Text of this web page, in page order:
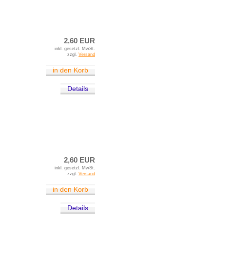
2,60 EUR
inkl. gesetzl. MwSt.
zzgl. Versand
in den Korb
Details
2,60 EUR
inkl. gesetzl. MwSt.
zzgl. Versand
in den Korb
Details